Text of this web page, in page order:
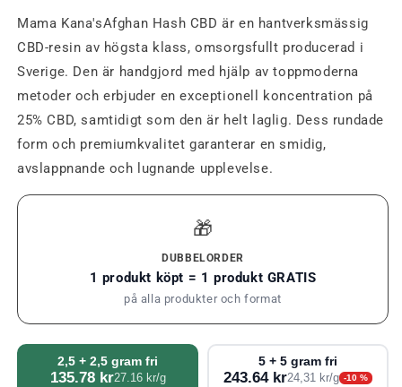
Mama Kana'sAfghan Hash CBD är en hantverksmässig
CBD-resin av högsta klass, omsorgsfullt producerad i
Sverige. Den är handgjord med hjälp av toppmoderna
metoder och erbjuder en exceptionell koncentration på
25% CBD, samtidigt som den är helt laglig. Dess rundade
form och premiumkvalitet garanterar en smidig,
avslappnande och lugnande upplevelse.
🎁
DUBBELORDER
1 produkt köpt = 1 produkt GRATIS
på alla produkter och format
2,5 + 2,5 gram fri
135.78 kr27.16 kr/g
5 + 5 gram fri
243.64 kr24,31 kr/g -10 %